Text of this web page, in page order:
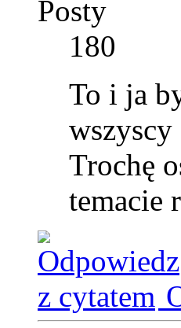
Posty
180
To i ja
wszyscy
Trochę
temacie